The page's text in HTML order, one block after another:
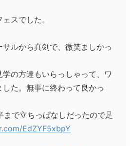
スでした。
ルから真剣で、微笑ましかっ
の方達もいらっしゃって、ワ
た。無事に終わって良かっ
まで立ちっぱなしだったので足
EdZYF5xbpY